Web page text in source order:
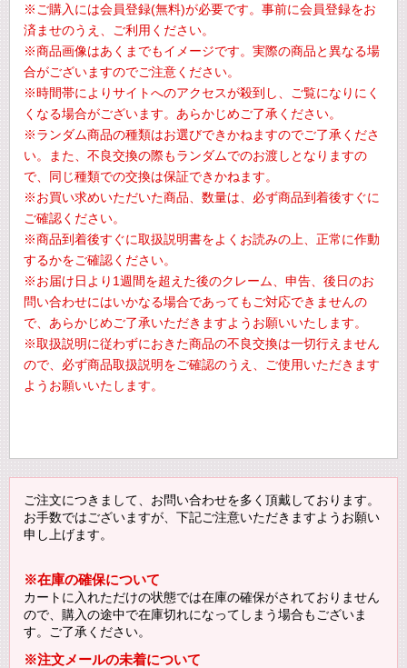
※ご購入には会員登録(無料)が必要です。事前に会員登録をお
済ませのうえ、ご利用ください。
※商品画像はあくまでもイメージです。実際の商品と異なる場
合がございますのでご注意ください。
※時間帯によりサイトへのアクセスが殺到し、ご覧になりにく
くなる場合がございます。あらかじめご了承ください。
※ランダム商品の種類はお選びできかねますのでご了承くださ
い。また、不良交換の際もランダムでのお渡しとなりますの
で、同じ種類での交換は保証できかねます。
※お買い求めいただいた商品、数量は、必ず商品到着後すぐに
ご確認ください。
※商品到着後すぐに取扱説明書をよくお読みの上、正常に作動
するかをご確認ください。
※お届け日より1週間を超えた後のクレーム、申告、後日のお
問い合わせにはいかなる場合であってもご対応できませんの
で、あらかじめご了承いただきますようお願いいたします。
※取扱説明に従わずにおきた商品の不良交換は一切行えません
ので、必ず商品取扱説明をご確認のうえ、ご使用いただきます
ようお願いいたします。
ご注文につきまして、お問い合わせを多く頂戴しております。
お手数ではございますが、下記ご注意いただきますようお願い
申し上げます。
※在庫の確保について
カートに入れただけの状態では在庫の確保がされておりません
ので、購入の途中で在庫切れになってしまう場合もございま
す。ご了承ください。
※注文メールの未着について